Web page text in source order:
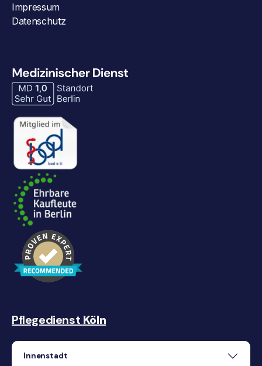
Impressum
Datenschutz
Pflegedienst Köln
Innenstadt